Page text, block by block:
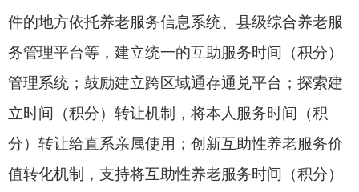
全前提下，改造利用闲置房屋、村（社区）空余场
地等开展服务。加强互助性养老服务设施无障碍、
适老化建设和改造。
（五）利用公共服务设施开展服务。 统筹基层
公共服务设施或场所，利用村（社区）服务综合
务，深化针对老年人的文明实践活动。引导小型商